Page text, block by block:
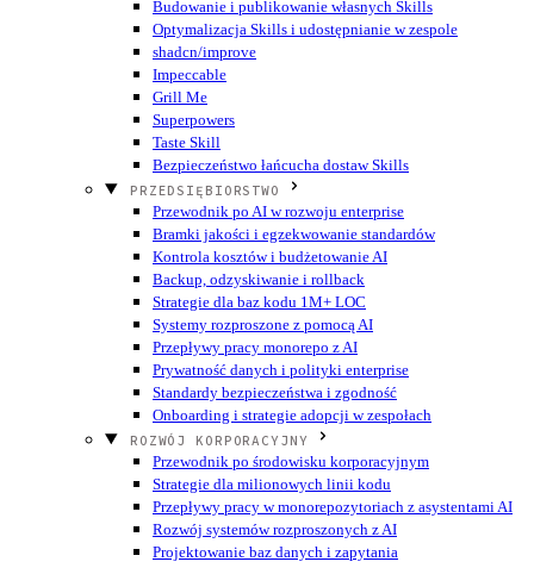
Budowanie i publikowanie własnych Skills
Optymalizacja Skills i udostępnianie w zespole
shadcn/improve
Impeccable
Grill Me
Superpowers
Taste Skill
Bezpieczeństwo łańcucha dostaw Skills
PRZEDSIĘBIORSTWO
Przewodnik po AI w rozwoju enterprise
Bramki jakości i egzekwowanie standardów
Kontrola kosztów i budżetowanie AI
Backup, odzyskiwanie i rollback
Strategie dla baz kodu 1M+ LOC
Systemy rozproszone z pomocą AI
Przepływy pracy monorepo z AI
Prywatność danych i polityki enterprise
Standardy bezpieczeństwa i zgodność
Onboarding i strategie adopcji w zespołach
ROZWÓJ KORPORACYJNY
Przewodnik po środowisku korporacyjnym
Strategie dla milionowych linii kodu
Przepływy pracy w monorepozytoriach z asystentami AI
Rozwój systemów rozproszonych z AI
Projektowanie baz danych i zapytania